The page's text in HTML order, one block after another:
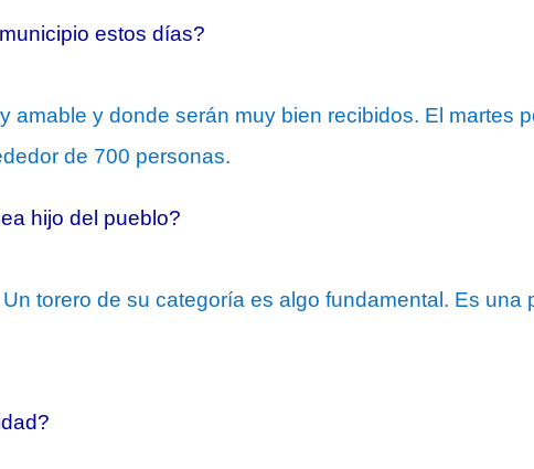
estos días?
y donde serán muy bien recibidos. El martes
de 700 personas.
hijo del pueblo?
torero de su categoría es algo fundamental. Es una